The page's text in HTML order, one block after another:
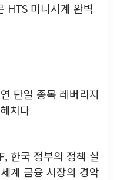
HTS 미니시계 완벽
단일 종목 레버리지
치다
한국 정부의 정책 실
계 금융 시장의 경악